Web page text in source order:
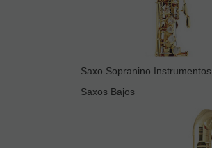
Saxo Sopranino Instrumentos
Saxos Bajos